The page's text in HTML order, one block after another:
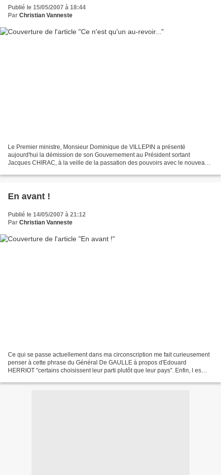
Publié le 15/05/2007 à 18:44
Par Christian Vanneste
Le Premier ministre, Monsieur Dominique de VILLEPIN a présenté
aujourd'hui la démission de son Gouvernement au Président sortant
Jacques CHIRAC, à la veille de la passation des pouvoirs avec le nouveau
En avant !
Publié le 14/05/2007 à 21:12
Par Christian Vanneste
Ce qui se passe actuellement dans ma circonscription me fait curieusement
penser à cette phrase du Général De GAULLE à propos d'Edouard
HERRIOT "certains choisissent leur parti plutôt que leur pays". Enfin, l es